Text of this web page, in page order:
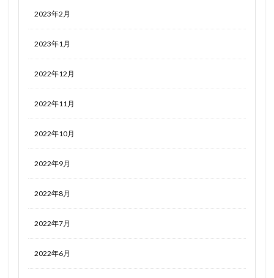
2023年2月
2023年1月
2022年12月
2022年11月
2022年10月
2022年9月
2022年8月
2022年7月
2022年6月